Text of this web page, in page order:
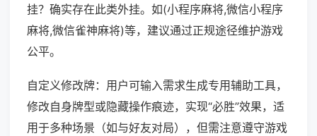
挂？确实存在此类外挂。如(小程序麻将,微信小程序
麻将,微信雀神麻将)等，建议通过正规途径维护游戏
公平。
自定义修改牌：用户可输入需求生成专用辅助工具，
修改自身牌型或隐藏操作痕迹，实现“必胜”效果，适
用于多种场景（如与好友对局），但需注意遵守游戏